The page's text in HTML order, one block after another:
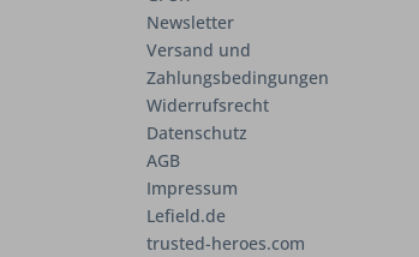
Newsletter
Versand und
Zahlungsbedingungen
Widerrufsrecht
Datenschutz
AGB
Impressum
Lefield.de
trusted-heroes.com